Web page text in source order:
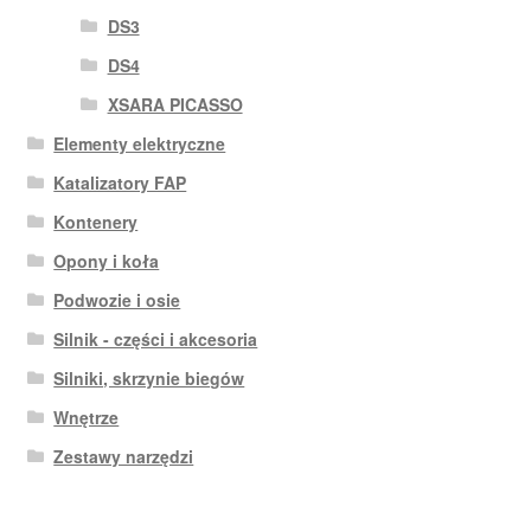
DS3
DS4
XSARA PICASSO
Elementy elektryczne
Katalizatory FAP
Kontenery
Opony i koła
Podwozie i osie
Silnik - części i akcesoria
Silniki, skrzynie biegów
Wnętrze
Zestawy narzędzi